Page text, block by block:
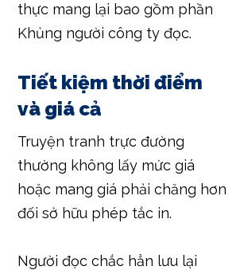
thực mang lại bao gồm phần
Khủng người công ty đọc.
Tiết kiệm thời điểm
và giá cả
Truyện tranh trực đường
thường không lấy mức giá
hoặc mang giá phải chăng hơn
đối sở hữu phép tắc in.
Người đọc chắc hẳn lưu lại